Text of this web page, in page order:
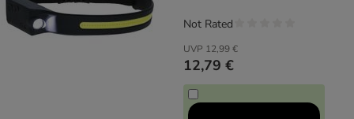
UVP 12,99 €
12,79 €
Not Rated